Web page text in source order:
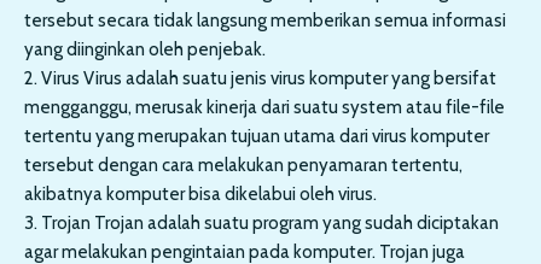
tersebut secara tidak langsung memberikan semua informasi
yang diinginkan oleh penjebak.
2. Virus Virus adalah suatu jenis virus komputer yang bersifat
mengganggu, merusak kinerja dari suatu system atau file-file
tertentu yang merupakan tujuan utama dari virus komputer
tersebut dengan cara melakukan penyamaran tertentu,
akibatnya komputer bisa dikelabui oleh virus.
3. Trojan Trojan adalah suatu program yang sudah diciptakan
agar melakukan pengintaian pada komputer. Trojan juga